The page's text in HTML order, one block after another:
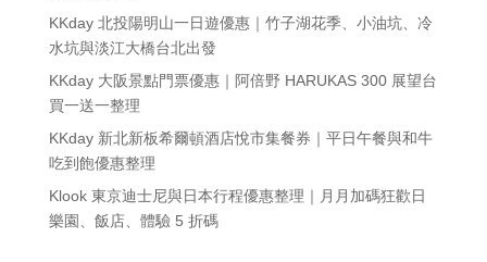
KKday 北投陽明山一日遊優惠｜竹子湖花季、小油坑、冷
水坑與淡江大橋台北出發
KKday 大阪景點門票優惠｜阿倍野 HARUKAS 300 展望台
買一送一整理
KKday 新北新板希爾頓酒店悅市集餐券｜平日午餐與和牛
吃到飽優惠整理
Klook 東京迪士尼與日本行程優惠整理｜月月加碼狂歡日
樂園、飯店、體驗 5 折碼